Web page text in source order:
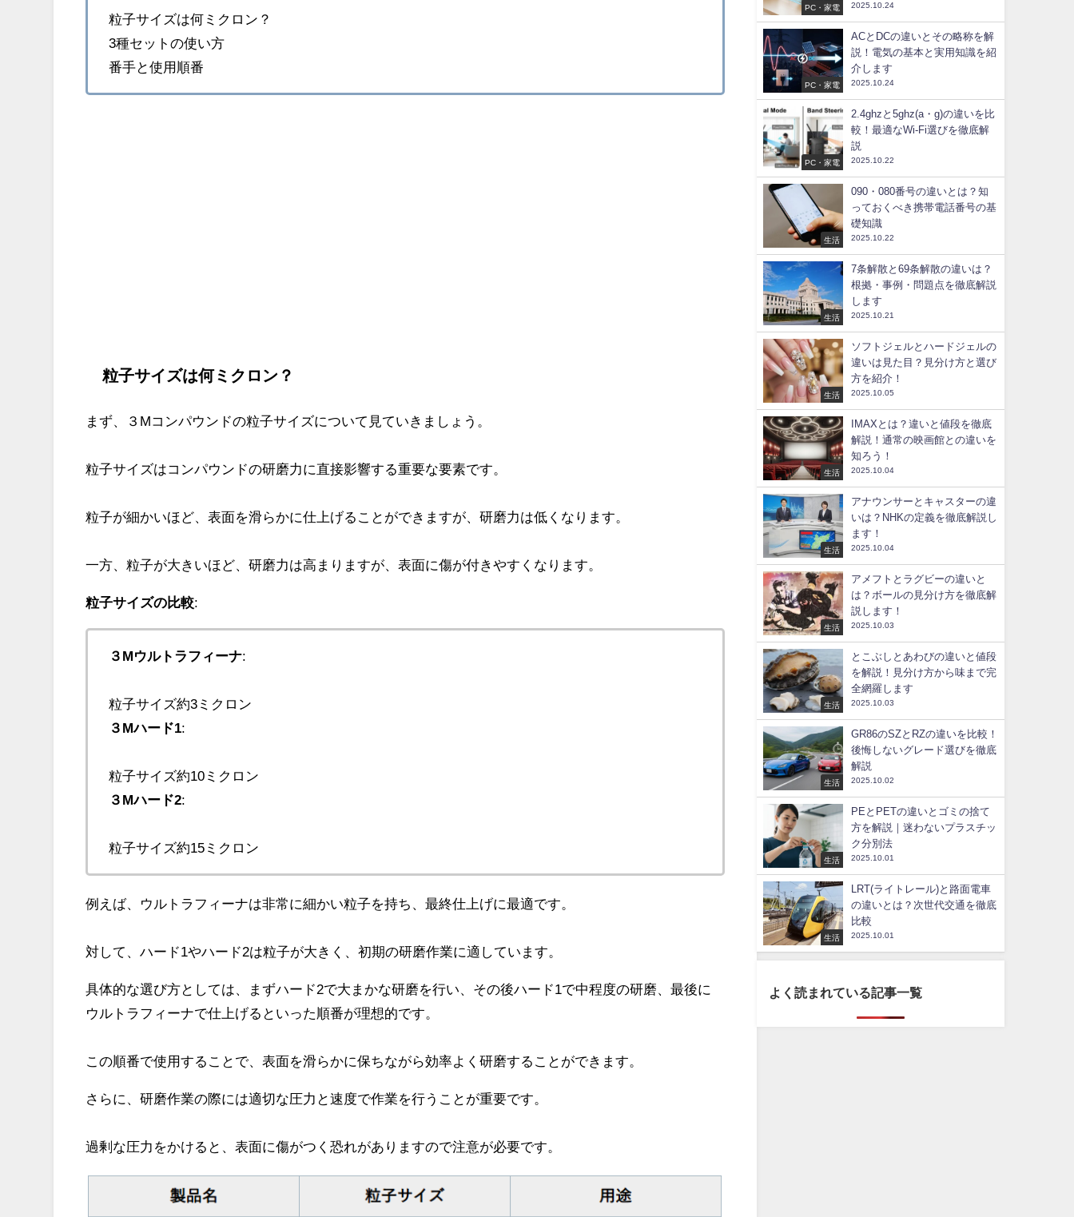
粒子サイズは何ミクロン？
3種セットの使い方
番手と使用順番
粒子サイズは何ミクロン？
まず、３Mコンパウンドの粒子サイズについて見ていきましょう。
粒子サイズはコンパウンドの研磨力に直接影響する重要な要素です。
粒子が細かいほど、表面を滑らかに仕上げることができますが、研磨力は低くなります。
一方、粒子が大きいほど、研磨力は高まりますが、表面に傷が付きやすくなります。
粒子サイズの比較:
３Mウルトラフィーナ:
粒子サイズ約3ミクロン
３Mハード1:
粒子サイズ約10ミクロン
３Mハード2:
粒子サイズ約15ミクロン
例えば、ウルトラフィーナは非常に細かい粒子を持ち、最終仕上げに最適です。
対して、ハード1やハード2は粒子が大きく、初期の研磨作業に適しています。
具体的な選び方としては、まずハード2で大まかな研磨を行い、その後ハード1で中程度の研磨、最後に
ウルトラフィーナで仕上げるといった順番が理想的です。
この順番で使用することで、表面を滑らかに保ちながら効率よく研磨することができます。
さらに、研磨作業の際には適切な圧力と速度で作業を行うことが重要です。
過剰な圧力をかけると、表面に傷がつく恐れがありますので注意が必要です。
PC・家電 2025.10.24
PC・家電
ACとDCの違いとその略称を解
説！電気の基本と実用知識を紹
介します
2025.10.24
PC・家電
2.4ghzと5ghz(a・g)の違いを比
較！最適なWi-Fi選びを徹底解
説
2025.10.22
生活
090・080番号の違いとは？知
っておくべき携帯電話番号の基
礎知識
2025.10.22
生活
7条解散と69条解散の違いは？
根拠・事例・問題点を徹底解説
します
2025.10.21
生活
ソフトジェルとハードジェルの
違いは見た目？見分け方と選び
方を紹介！
2025.10.05
生活
IMAXとは？違いと値段を徹底
解説！通常の映画館との違いを
知ろう！
2025.10.04
生活
アナウンサーとキャスターの違
いは？NHKの定義を徹底解説し
ます！
2025.10.04
生活
アメフトとラグビーの違いと
は？ボールの見分け方を徹底解
説します！
2025.10.03
生活
とこぶしとあわびの違いと値段
を解説！見分け方から味まで完
全網羅します
2025.10.03
生活
GR86のSZとRZの違いを比較！
後悔しないグレード選びを徹底
解説
2025.10.02
生活
PEとPETの違いとゴミの捨て
方を解説｜迷わないプラスチッ
ク分別法
2025.10.01
生活
LRT(ライトレール)と路面電車
の違いとは？次世代交通を徹底
比較
2025.10.01
よく読まれている記事一覧